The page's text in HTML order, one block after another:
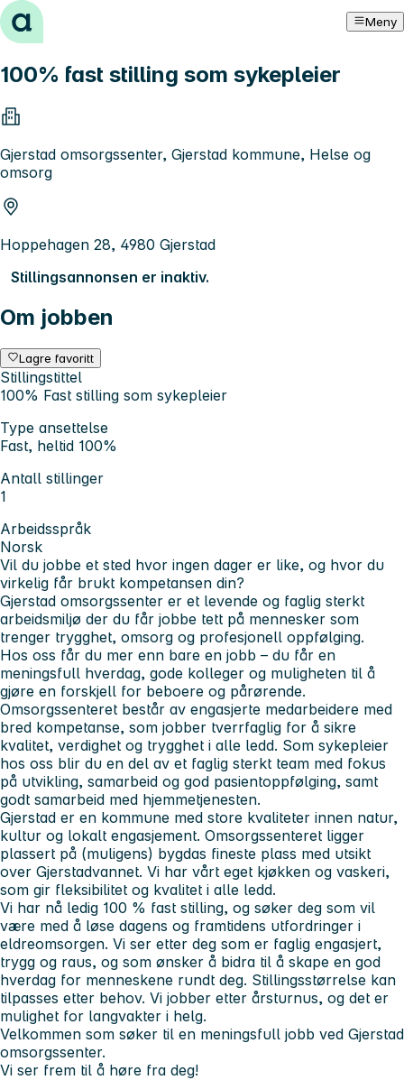
Hopp til innhold Meny
100% fast stilling som sykepleier
Gjerstad omsorgssenter, Gjerstad kommune, Helse og
omsorg
Hoppehagen 28, 4980 Gjerstad
Stillingsannonsen er inaktiv.
Om jobben
Lagre favoritt
Stillingstittel
100% Fast stilling som sykepleier
Type ansettelse
Fast, heltid 100%
Antall stillinger
1
Arbeidsspråk
Norsk
Vil du jobbe et sted hvor ingen dager er like, og hvor du
virkelig får brukt kompetansen din?
Gjerstad omsorgssenter er et levende og faglig sterkt
arbeidsmiljø der du får jobbe tett på mennesker som
trenger trygghet, omsorg og profesjonell oppfølging.
Hos oss får du mer enn bare en jobb – du får en
meningsfull hverdag, gode kolleger og muligheten til å
gjøre en forskjell for beboere og pårørende.
Omsorgssenteret består av engasjerte medarbeidere med
bred kompetanse, som jobber tverrfaglig for å sikre
kvalitet, verdighet og trygghet i alle ledd. Som sykepleier
hos oss blir du en del av et faglig sterkt team med fokus
på utvikling, samarbeid og god pasientoppfølging, samt
godt samarbeid med hjemmetjenesten.
Gjerstad er en kommune med store kvaliteter innen natur,
kultur og lokalt engasjement. Omsorgssenteret ligger
plassert på (muligens) bygdas fineste plass med utsikt
over Gjerstadvannet. Vi har vårt eget kjøkken og vaskeri,
som gir fleksibilitet og kvalitet i alle ledd.
Vi har nå ledig 100 % fast stilling, og søker deg som vil
være med å løse dagens og framtidens utfordringer i
eldreomsorgen. Vi ser etter deg som er faglig engasjert,
trygg og raus, og som ønsker å bidra til å skape en god
hverdag for menneskene rundt deg. Stillingsstørrelse kan
tilpasses etter behov. Vi jobber etter årsturnus, og det er
mulighet for langvakter i helg.
Velkommen som søker til en meningsfull jobb ved Gjerstad
omsorgssenter.
Vi ser frem til å høre fra deg!